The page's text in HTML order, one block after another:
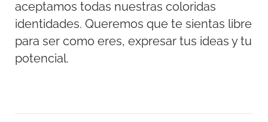
aceptamos todas nuestras coloridas
identidades. Queremos que te sientas libre
para ser como eres, expresar tus ideas y tu
potencial.